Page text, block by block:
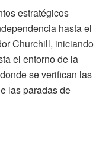
estratégicos
hasta el
Churchill, iniciando
el entorno de la
se verifican las
las paradas de